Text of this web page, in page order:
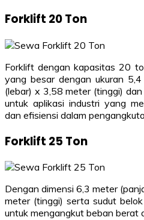
Forklift 20 Ton
Forklift dengan kapasitas 20
yang besar dengan ukuran
(lebar) x 3,58 meter (tinggi)
untuk aplikasi industri yang
dan efisiensi dalam
Forklift 25 Ton
Dengan dimensi 6,3 meter
meter (tinggi) serta sudut
untuk mengangkut beban berat